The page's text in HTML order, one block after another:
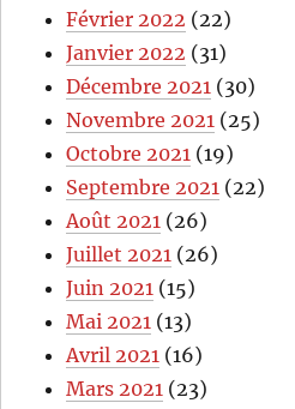
Février 2022 (22)
Janvier 2022 (31)
Décembre 2021 (30)
Novembre 2021 (25)
Octobre 2021 (19)
Septembre 2021 (22)
Août 2021 (26)
Juillet 2021 (26)
Juin 2021 (15)
Mai 2021 (13)
Avril 2021 (16)
Mars 2021 (23)